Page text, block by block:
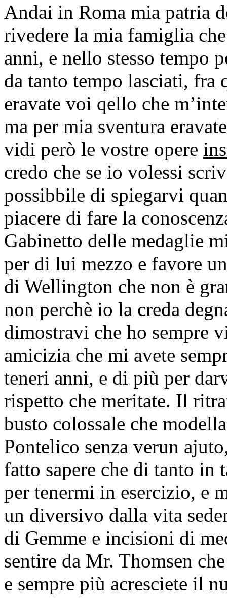
Andai in Roma mia patria
rivedere la mia famiglia
anni, e nello stesso tempo
da tanto tempo lasciati,
eravate voi qello che
ma per mia sventura
vidi però le vostre opere
credo che se io volessi
possibbile di spiegarvi
piacere di fare la
Gabinetto delle medaglie
per di lui mezzo e favore
di Wellington che non è
non perchè io la creda
dimostravi che ho sempre
amicizia che mi avete
teneri anni, e di più per
rispetto che meritate. Il
busto colossale che
Pontelico senza verun
fatto sapere che di tanto in
per tenermi in esercizio, e
un diversivo dalla vita
di Gemme e incisioni di
sentire da Mr. Thomsen
e sempre più acresciete il